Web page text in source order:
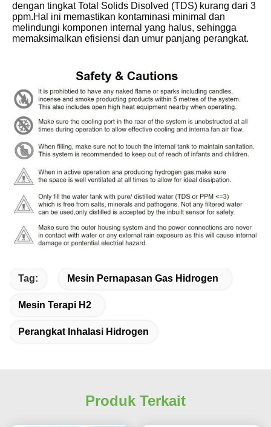
dengan tingkat Total Solids Disolved (TDS) kurang dari 3
ppm.Hal ini memastikan kontaminasi minimal dan
melindungi komponen internal yang halus, sehingga
memaksimalkan efisiensi dan umur panjang perangkat.
Tag: Mesin Pernapasan Gas Hidrogen
Mesin Terapi H2
Perangkat Inhalasi Hidrogen
Produk Terkait